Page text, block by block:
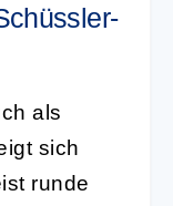
als
sich
runde